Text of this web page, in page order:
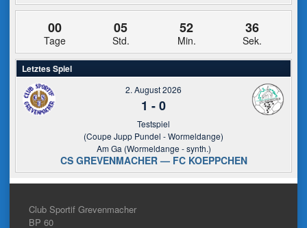
00
Tage
05
Std.
52
Min.
36
Sek.
Letztes Spiel
2. August 2026
1 -0
Testspiel
(Coupe Jupp Pundel - Wormeldange)
Am Ga (Wormeldange - synth.)
CS GREVENMACHER — FC KOEPPCHEN
Club Sportif Grevenmacher
BP 60